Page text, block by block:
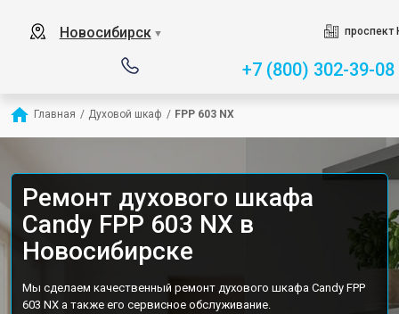
Новосибирск ▼ проспект
+7 (800) 302-39-08
Главная / Духовой шкаф / FPP 603 NX
Ремонт духового шкафа
Candy FPP 603 NX в
Новосибирске
Мы сделаем качественный ремонт духового шкафа Candy FPP
603 NX а также его сервисное обслуживание.